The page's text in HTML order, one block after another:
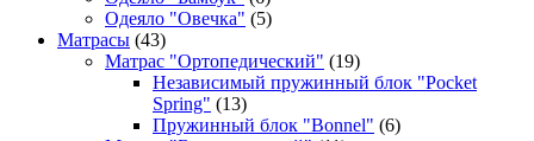
Одеяло "Овечка" (5)
Матрасы (43)
Матрас "Ортопедический" (19)
Независимый пружинный блок "Pocket
Spring" (13)
Пружинный блок "Bonnel" (6)